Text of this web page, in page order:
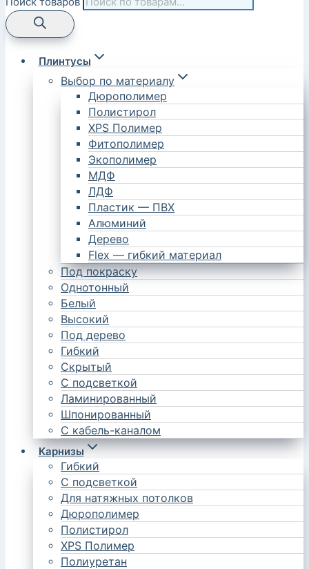
Плинтусы
Выбор по материалу
Дюрополимер
Полистирол
XPS Полимер
Фитополимер
Экополимер
МДФ
ЛДФ
Пластик — ПВХ
Алюминий
Дерево
Flex — гибкий материал
Под покраску
Однотонный
Белый
Высокий
Под дерево
Гибкий
Скрытый
С подсветкой
Ламинированный
Шпонированный
С кабель-каналом
Карнизы
Гибкий
С подсветкой
Для натяжных потолков
Дюрополимер
Полистирол
XPS Полимер
Полиуретан